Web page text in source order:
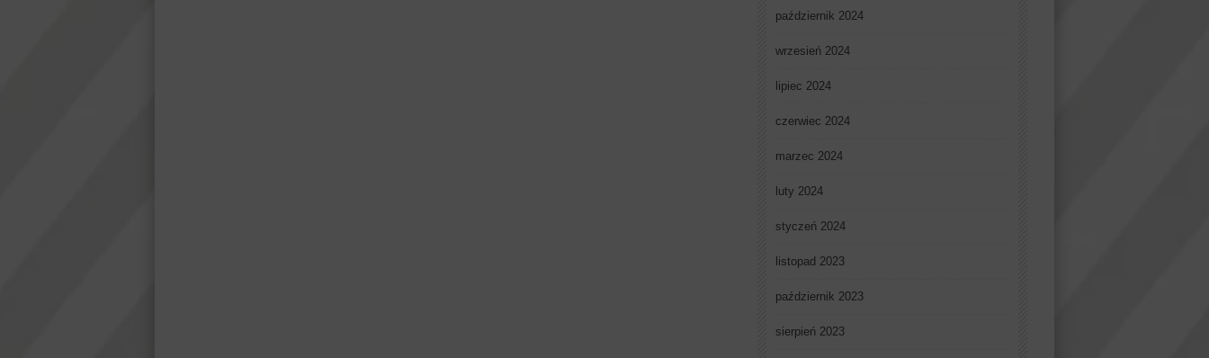
październik 2024
wrzesień 2024
lipiec 2024
czerwiec 2024
marzec 2024
luty 2024
styczeń 2024
listopad 2023
październik 2023
sierpień 2023